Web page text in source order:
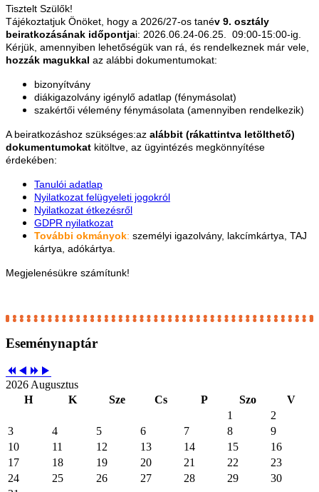
Tisztelt Szülők!
Tájékoztatjuk Önöket, hogy a 2026/27-os tanév 9. osztály
beiratkozásának időpontjai: 2026.06.24-06.25. 09:00-15:00-ig.
Kérjük, amennyiben lehetőségük van rá, és rendelkeznek már vele,
hozzák magukkal az alábbi dokumentumokat:
bizonyítvány
diákigazolvány igénylő adatlap (fénymásolat)
szakértői vélemény fénymásolata (amennyiben rendelkezik)
A beiratkozáshoz szükséges:az alábbit (rákattintva letölthető)
dokumentumokat kitöltve, az ügyintézés megkönnyítése
érdekében:
Tanulói adatlap
Nyilatkozat felügyeleti jogokról
Nyilatkozat étkezésről
GDPR nyilatkozat
További okmányok: személyi igazolvány, lakcímkártya, TAJ
kártya, adókártya.
Megjelenésükre számítunk!
Eseménynaptár
2026 Augusztus
H
K Sze Cs P Szo
V
1
2
3
4 5 6 7 8
9
10
11 12 13 14 15
16
17
18 19 20 21 22
23
24
25 26 27 28 29
30